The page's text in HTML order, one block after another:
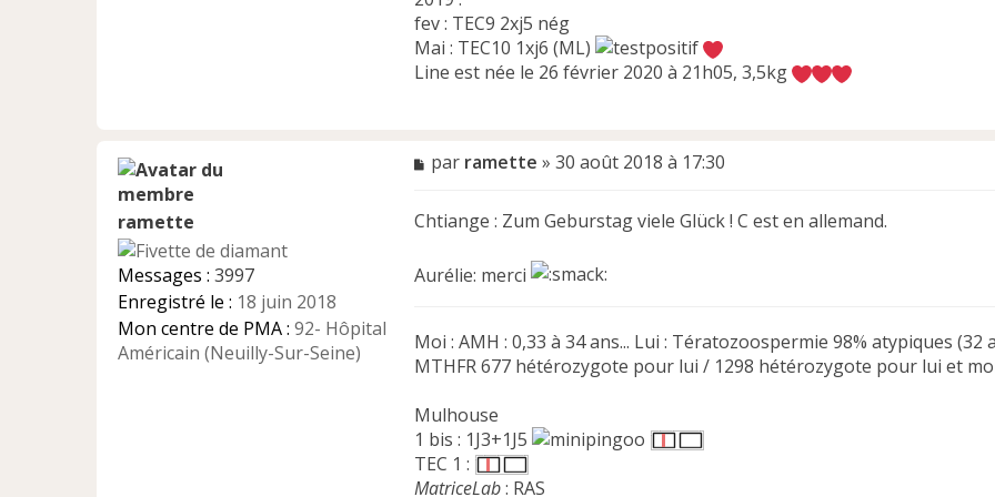
fev : TEC9 2xj5 nég
Mai : TEC10 1xj6 (ML)
Line est née le 26 février 2020 à 21h05, 3,5kg
ramette
Messages : 3997
Enregistré le : 18 juin 2018
Mon centre de PMA : 92- Hôpital
Américain (Neuilly-Sur-Seine)
M
s
g
e
o
n
l
par ramette » 30 août 2018 à 17:30
Chtiange : Zum Geburstag viele Glück ! C est en allemand.
Aurélie: merci
Moi : AMH : 0,33 à 34 ans... Lui : Tératozoospermie 98% atypiques (32
MTHFR 677 hétérozygote pour lui / 1298 hétérozygote pour lui et
Mulhouse
1 bis : 1J3+1J5
TEC 1 :
MatriceLab: RAS